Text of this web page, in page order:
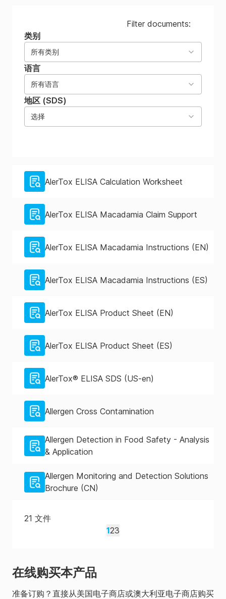
Filter documents:
类别
所有类别
语言
所有语言
地区 (SDS)
选择
AlerTox ELISA Calculation Worksheet
AlerTox ELISA Macadamia Claim Support
AlerTox ELISA Macadamia Instructions (EN)
AlerTox ELISA Macadamia Instructions (ES)
AlerTox ELISA Product Sheet (EN)
AlerTox ELISA Product Sheet (ES)
AlerTox® ELISA SDS (US-en)
Allergen Cross Contamination
Allergen Detection in Food Safety - Analysis
& Application
Allergen Monitoring and Detection Solutions
Brochure (CN)
21 文件
123
在线购买本产品
准备订购？直接从美国电子商店或澳大利亚电子商店购买